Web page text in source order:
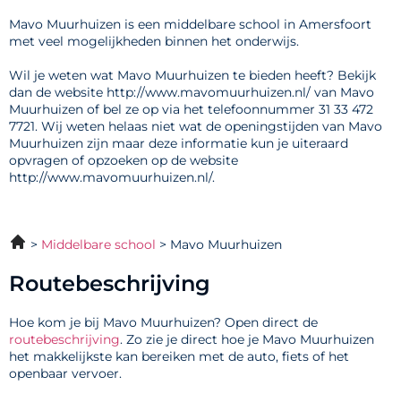
Mavo Muurhuizen is een middelbare school in Amersfoort
met veel mogelijkheden binnen het onderwijs.
Wil je weten wat Mavo Muurhuizen te bieden heeft? Bekijk
dan de website http://www.mavomuurhuizen.nl/ van Mavo
Muurhuizen of bel ze op via het telefoonnummer 31 33 472
7721. Wij weten helaas niet wat de openingstijden van Mavo
Muurhuizen zijn maar deze informatie kun je uiteraard
opvragen of opzoeken op de website
http://www.mavomuurhuizen.nl/.
Middelbare school Mavo Muurhuizen
Routebeschrijving
Hoe kom je bij Mavo Muurhuizen? Open direct de
routebeschrijving. Zo zie je direct hoe je Mavo Muurhuizen
het makkelijkste kan bereiken met de auto, fiets of het
openbaar vervoer.